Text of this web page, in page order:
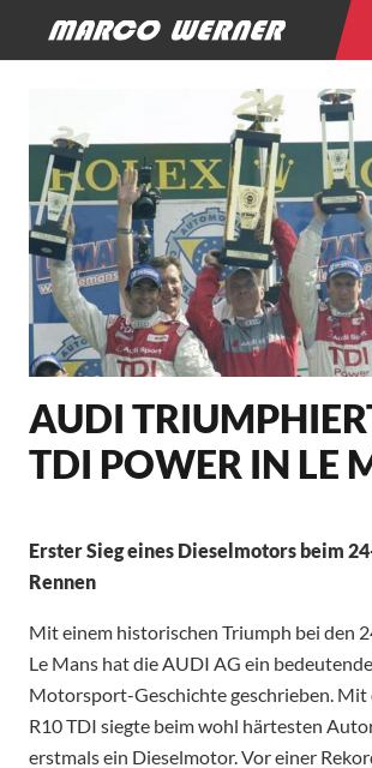
AUDI
TDI POWER IN LE
Erster Sieg eines Dieselmotors beim
Rennen
Mit einem historischen Triumph bei den
Le Mans hat die AUDI AG ein
Motorsport-Geschichte geschrieben. Mit
R10 TDI siegte beim wohl härtesten
erstmals ein Dieselmotor. Vor einer